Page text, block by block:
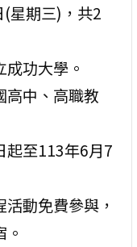
星期三)，共2
功大學。
高中、高職教
起至113年6月7
動免費參與，